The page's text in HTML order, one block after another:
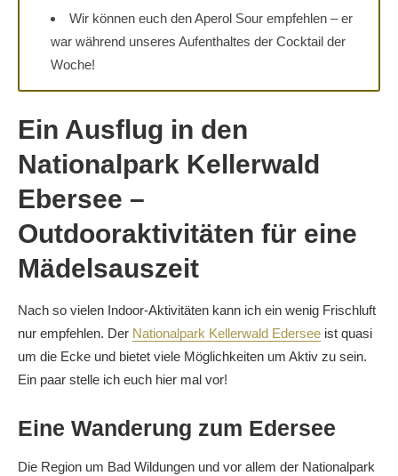
Wir können euch den Aperol Sour empfehlen – er
war während unseres Aufenthaltes der Cocktail der
Woche!
Ein Ausflug in den
Nationalpark Kellerwald
Ebersee –
Outdooraktivitäten für eine
Mädelsauszeit
Nach so vielen Indoor-Aktivitäten kann ich ein wenig Frischluft
nur empfehlen. Der Nationalpark Kellerwald Edersee ist quasi
um die Ecke und bietet viele Möglichkeiten um Aktiv zu sein.
Ein paar stelle ich euch hier mal vor!
Eine Wanderung zum Edersee
Die Region um Bad Wildungen und vor allem der Nationalpark